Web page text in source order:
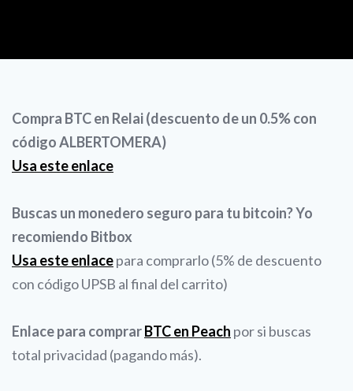
Compra BTC en Relai (descuento de un 0.5% con
código ALBERTOMERA)
Usa este enlace
Buscas un monedero seguro para tu bitcoin? Yo
recomiendo Bitbox
Usa este enlacepara comprarlo (5% de descuento
con código UPSB al final del carrito)
Enlace para comprarBTC en Peach por si buscas
total privacidad (pagando más).